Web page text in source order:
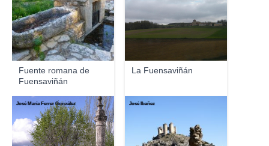
Fuente romana de
Fuensaviñán
La Fuensaviñán
José María Ferrer González José Ibañez